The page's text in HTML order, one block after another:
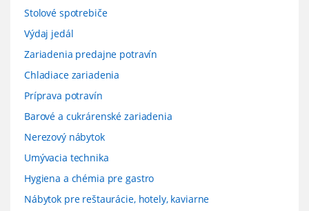
Stolové spotrebiče
Výdaj jedál
Zariadenia predajne potravín
Chladiace zariadenia
Príprava potravín
Barové a cukrárenské zariadenia
Nerezový nábytok
Umývacia technika
Hygiena a chémia pre gastro
Nábytok pre reštaurácie, hotely, kaviarne